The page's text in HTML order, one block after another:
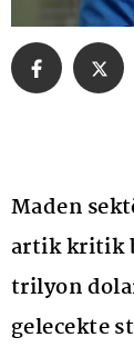
Maden
artik kritik
trilyon
gelecekte